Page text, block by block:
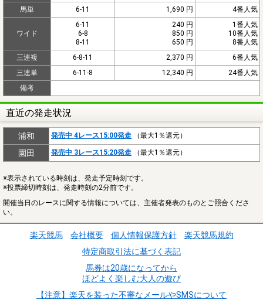
馬単
6-11 1,690 円 4番人気
ワイド
6-11
6-8
8-11
240 円
850 円
650 円
1番人気
10番人気
8番人気
三連複
6-8-11 2,370 円
6番人気
三連単
6-11-8 12,340 円
24番人気
備考
直近の発走状況
浦和 発売中 4レース15:00発走 （最大1％還元）
園田 発売中 3レース15:20発走 （最大1％還元）
※表示されている時刻は、発走予定時刻です。
※投票締切時刻は、発走時刻の2分前です。
開催当日のレースに関する情報については、主催者発表のものとご照合くださ
い。
楽天競馬 会社概要 個人情報保護方針
楽天競馬規約
特定商取引法に基づく表記
馬券は20歳になってから
ほどよく楽しむ大人の遊び
【注意】楽天を装った不審なメールやSMSについて